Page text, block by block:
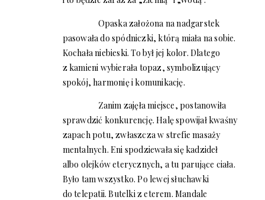
Opaska założona na nadgarstek
pasowała do spódniczki, którą miała na sobie.
Kochała niebieski. To był jej kolor. Dlatego
z kamieni wybierała topaz, symbolizujący
spokój, harmonię i komunikację.
Zanim zajęła miejsce, postanowiła
sprawdzić konkurencję. Halę spowijał kwaśny
zapach potu, zwłaszcza w strefie masaży
mentalnych. Eni spodziewała się kadzideł
albo olejków eterycznych, a tu parujące ciała.
Było tam wszystko. Po lewej słuchawki
do telepatii. Butelki z eterem. Mandale